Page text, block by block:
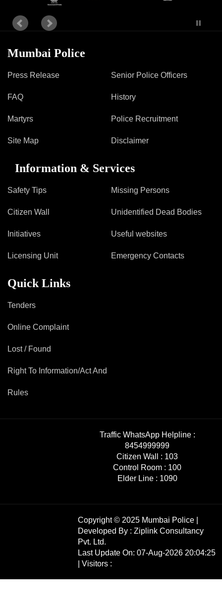
Divisional ACP′s
Emergency Contacts
Feedback
Mumbai Police
Press Release
FAQ
Martyrs
Site Map
Senior Police Officers
History
Police Recruitment
Disclaimer
Information & Services
Safety Tips
Citizen Wall
Initiatives
Licensing Unit
Missing Persons
Unidentified Dead Bodies
Useful websites
Emergency Contacts
Quick Links
Tenders
Online Complaint
Lost / Found
Right To Information/Act And
Rules
Traffic WhatsApp Helpline :
8454999999
Citizen Wall : 103
Control Room : 100
Elder Line : 1090
Copyright © 2025 Mumbai Police |
Developed By : Ziplink Consultancy
Pvt. Ltd.
Last Update On: 07-Aug-2026 20:04:25
| Visitors :